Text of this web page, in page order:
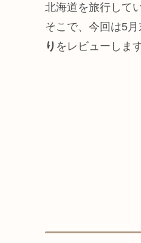
北海道を旅行して
そこで、今回は5
り をレビューしま